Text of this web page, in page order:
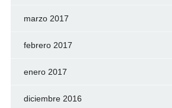
marzo 2017
febrero 2017
enero 2017
diciembre 2016